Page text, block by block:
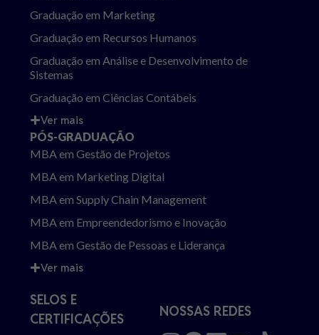
Graduação em Marketing
Graduação em Recursos Humanos
Graduação em Análise e Desenvolvimento de
Sistemas
Graduação em Ciências Contábeis
Ver mais
PÓS-GRADUAÇÃO
MBA em Gestão de Projetos
MBA em Marketing Digital
MBA em Supply Chain Management
MBA em Empreendedorismo e Inovação
MBA em Gestão de Pessoas e Liderança
Ver mais
SELOS E
CERTIFICAÇÕES
NOSSAS REDES